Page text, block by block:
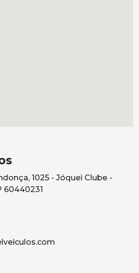
1025 - Jóquei Clube -
60440231